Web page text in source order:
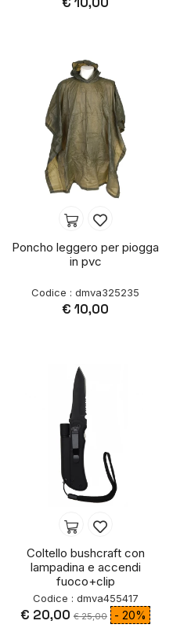
Poncho leggero per piogga
in pvc
Codice : dmva325235
€ 10,00
Coltello bushcraft con
lampadina e accendi
fuoco+clip
Codice : dmva455417
€ 20,00 € 25,00 - 20%